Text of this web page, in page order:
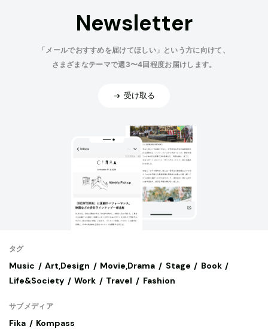
Newsletter
「メールでおすすめを届けてほしい」という方に向けて、
さまざまなテーマで週3〜4回程度お届けします。
受け取る
タグ
Music Art,Design Movie,Drama Stage
Book
Life&Society
Work Travel Fashion
サブメディア
Fika Kompass